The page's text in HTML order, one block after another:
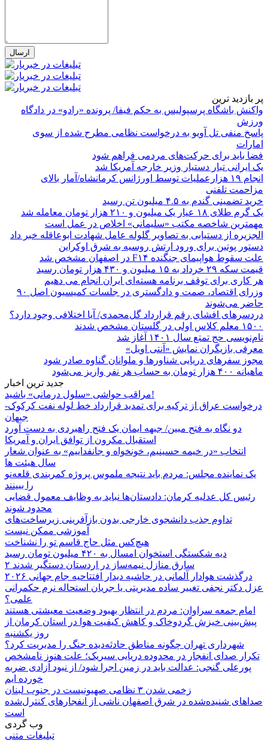
پر بازدید ترین
واکنش باشگاه پرسپولیس به حکم فیفا/ پرونده «رادو» در دادگاه
ورزش
پاسخ منفی تل آویو به درخواست نظامی مطرح شده از سوی
امارات
فضا باید برای حرکت‌های مردمی فراهم شود
یک ایرانی تبار دستیار وزیر خارجه آمریکا شد
انجام ۱۹ هزارعملیات توسط اورژانس کرمانشاه/آمار بالای
مزاحمت تلفنی
خرید تضمینی گندم به ۴.۵ میلیون تن رسید
یک گرم طلای ۱۸ عیار یک میلیون و ۲۱۰ هزار تومان معامله شد
مهمترین شاخصه مکتب «سلیمانی» اخلاص در عمل است
الجزیره از دستیابی به تصاویر گلوله عامل شهادت ابوعاقله خبر داد
دستور پوتین برای ورود ارتش روسیه به شرق اوکراین
علت سقوط هواپیمای جنگنده F۱۴ در اصفهان مشخص شد
قیمت سکه ۲۹ خرداد به ۱۵ میلیون و ۴۳۰ هزار تومان رسید
هر کاری برای توقف برنامه هسته‌ای ایران انجام می دهیم
وزرای اقتصاد، صمت و دادگستری در جلسات کمیسیون اصل ۹۰
حاضر می‌شوند
دردسرهای افشای رقم قرارداد گل‌محمدی/ آیا اختلافی وجود دارد؟
۱۵۰۰ معلم کلاس اولی در گلستان مشخص شدند
نام‌نویسی حج تمتع سال ۱۴۰۱ آغاز شد
معرفی بازیگران نمایش «آنتی اویل»
مجوز سفرهای دریایی شناورها و ملوانان گناوه صادر شود
ماهیانه ۴۰۰ هزار تومان به حساب هر نفر واریز می‌شود
جدید ترین اخبار
مراقب حواشی «سلول درمانی» باشید!
درخواست عراق از ترکیه برای تمدید قرارداد خط لوله نفت کرکوک-
جیهان
دو نگاه به فتح مبین/ جبهه ایمان یک فتح راهبردی به دست آورد
استقبال مکرون از توافق ایران و آمریکا
انتخاب «در خیمه حسینیم، خونخواه و جانفداییم» به عنوان شعار
سال هیئت ها
یک نماینده مجلس: مردم باید نتیجه ملموس پروژه کمربندی قلعه‌نو
را ببینند
رئیس کل عدلیه کرمان: دادستان‌ها نباید به وظایف معمول قضایی
محدود شوند
تداوم جذب دانشجوی خارجی بدون بازآفرینی زیرساخت‌های
آموزشی ممکن نیست
هیچ‌کس مثل حاج قاسم تو را نشناخت
دیه شکستگی استخوان امسال به ۴۲۰ میلیون تومان رسید
۲ سارق منازل نیمه‌ساز در اردستان دستگیر شدند
درگذشت هوادار آلمانی در حاشیه دیدار افتتاحیه جام جهانی ۲۰۲۶
عزل دکتر نجفی تغییر ساده مدیریتی یا جریان استحاله نرم حکمرانی
علمی؟
امام جمعه سراوان: مردم در انتظار بهبود وضعیت معیشتی هستند
پیش‌بینی خیزش گردوخاک و کاهش کیفیت هوا در استان کرمان از
روز یکشنبه
شهرداری تهران چگونه مناطق حادثه‌دیده جنگ را مدیریت کرد؟
تکرار صدای انفجار در محدوده دریایی سیریک؛ علت هنوز نامشخص
پورعلی گنجی: عدالت باید در زمین اجرا شود/ از نبود آزادی ضربه
خورده ایم
زخمی شدن ۳ نظامی صهیونیست در جنوب لبنان
صداهای شنیده‌شده در شرق اصفهان ناشی از انفجارهای کنترل‌شده
است
وب گردی
تبلیغات متنی